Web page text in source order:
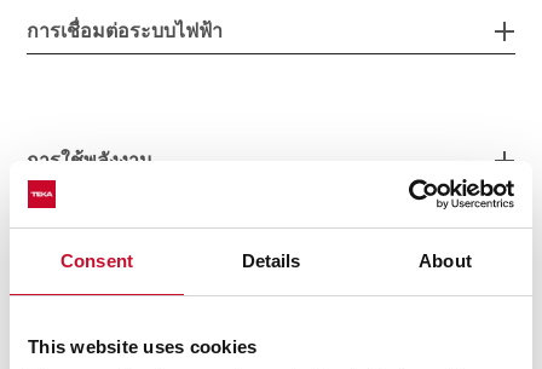
Consent Details About
This website uses cookies
การเชื่อมต่อระบบไฟฟ้า
การใช้พลังงาน
Safety systems